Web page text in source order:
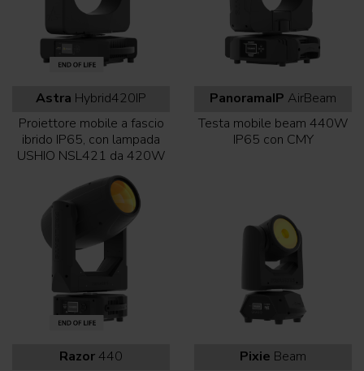
Astra Hybrid420IP
Proiettore mobile a fascio
ibrido IP65, con lampada
USHIO NSL421 da 420W
PanoramaIP AirBeam
Testa mobile beam 440W
IP65 con CMY
Razor 440
Pixie Beam